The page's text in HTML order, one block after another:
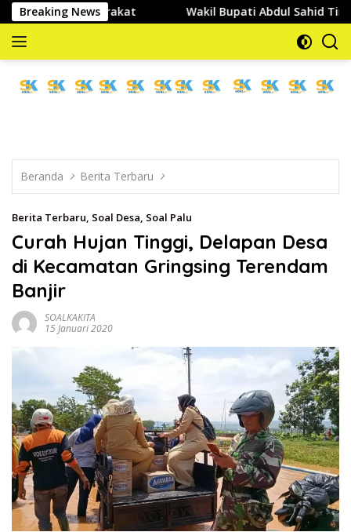
Langsung
ke
konten
Breaking News Wakil Bupati Abdul Sahid Tinjau
mengabarkan
Beranda Berita Terbaru
Berita Terbaru, Soal Desa, Soal Palu
Curah Hujan Tinggi, Delapan Desa
di Kecamatan Gringsing Terendam
Banjir
SOALKAKITA
15 Januari 2020